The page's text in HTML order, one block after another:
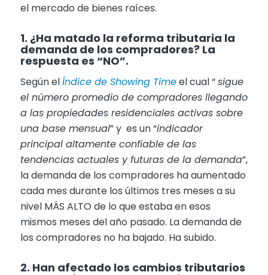
el mercado de bienes raíces.
1. ¿Ha matado la reforma tributaria la
demanda de los compradores? La
respuesta es “NO”.
Según elÍndice de Showing Timeel cual “sigue
el número promedio de compradores llegando
a las propiedades residenciales activas sobre
una base mensual” y es un “indicador
principal altamente confiable de las
tendencias actuales y futuras de la demanda”,
la demanda de los compradores ha aumentado
cada mes durante los últimos tres meses a su
nivel MÁS ALTO de lo que estaba en esos
mismos meses del año pasado. La demanda de
los compradores no ha bajado. Ha subido.
2. Han afectado los cambios tributarios